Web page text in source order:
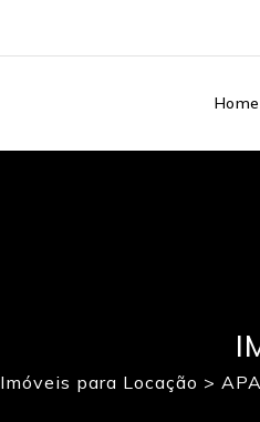
Home
Imóveis para Locação >